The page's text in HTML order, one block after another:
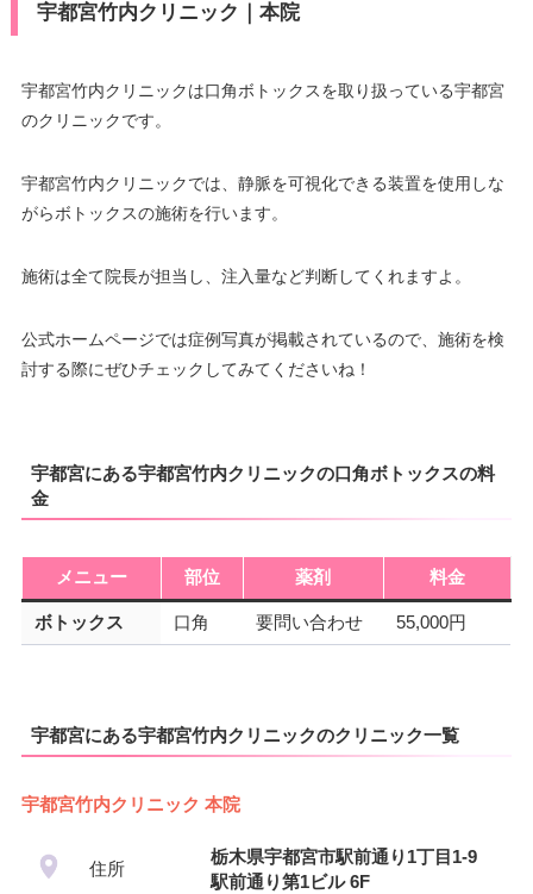
宇都宮竹内クリニック｜本院
宇都宮竹内クリニックは口角ボトックスを取り扱っている宇都宮
のクリニックです。
宇都宮竹内クリニックでは、静脈を可視化できる装置を使用しな
がらボトックスの施術を行います。
施術は全て院長が担当し、注入量など判断してくれますよ。
公式ホームページでは症例写真が掲載されているので、施術を検
討する際にぜひチェックしてみてくださいね！
宇都宮にある宇都宮竹内クリニックの口角ボトックスの料
金
メニュー 部位 薬剤 料金
ボトックス 口角 要問い合わせ 55,000円
宇都宮にある宇都宮竹内クリニックのクリニック一覧
宇都宮竹内クリニック 本院
住所
栃木県宇都宮市駅前通り1丁目1-9
駅前通り第1ビル 6F